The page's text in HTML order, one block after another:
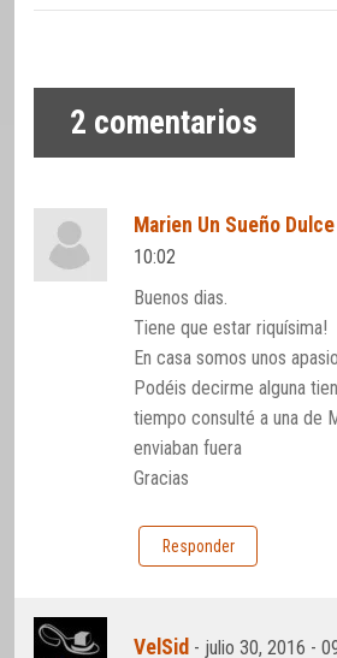
2 comentarios
Marien Un Sueño Dulce
10:02
Buenos dias.
Tiene que estar riquísima!
En casa somos unos
Podéis decirme alguna
tiempo consulté a una de
enviaban fuera
Gracias
Responder
VelSid - julio 30, 2016 -